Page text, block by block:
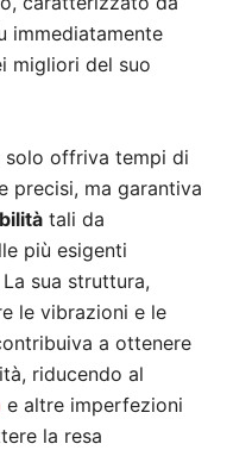
immediatamente
migliori del suo
solo offriva tempi di
precisi, ma garantiva
tali da
più esigenti
sua struttura,
le vibrazioni e le
a ottenere
riducendo al
e altre imperfezioni
la resa